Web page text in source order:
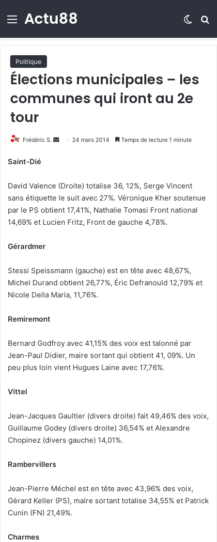
Menu
Actu88
Politique
Élections municipales – les
communes qui iront au 2e
tour
Frédéric S.
y
e
r
u
u
24 mars 2014 Temps de lecture 1 minute
Saint-Dié
David Valence (Droite) totalise 36, 12%, Serge Vincent
sans étiquette le suit avec 27%. Véronique Kher soutenue
par le PS obtient 17,41%, Nathalie Tomasi Front national
14,69% et Lucien Fritz, Front de gauche 4,78%.
Gérardmer
Stessi Speissmann (gauche) est en tête avec 48,67%,
Michel Durand obtient 26,77%, Éric Defranould 12,79% et
Nicole Della Maria, 11,76%.
Remiremont
Bernard Godfroy avec 41,15% des voix est talonné par
Jean-Paul Didier, maire sortant qui obtient 41, 09%. Un
peu plus loin vient Hugues Laine avec 17,76%.
Vittel
Jean-Jacques Gaultier (divers droite) fait 49,46% des voix,
Guillaume Godey (divers droite) 36,54% et Alexandre
Chopinez (divers gauche) 14,01%.
Rambervillers
Jean-Pierre Méchel est en tête avec 43,96% des voix,
Gérard Keller (PS), maire sortant totalise 34,55% et Patrick
Cunin (FN) 21,49%.
Charmes